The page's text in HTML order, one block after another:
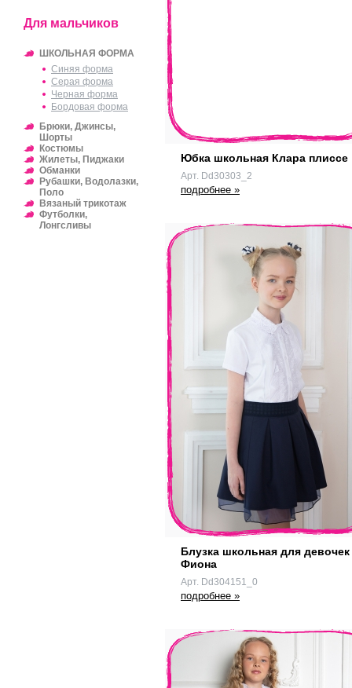
Для мальчиков
ШКОЛЬНАЯ ФОРМА
Синяя форма
Серая форма
Черная форма
Бордовая форма
Брюки, Джинсы,
Шорты
Костюмы
Жилеты, Пиджаки
Обманки
Рубашки, Водолазки,
Поло
Вязаный трикотаж
Футболки,
Лонгсливы
Юбка школьная Клара плиссе
Арт. Dd30303_2
подробнее »
Блузка школьная для девочек
Фиона
Арт. Dd304151_0
подробнее »